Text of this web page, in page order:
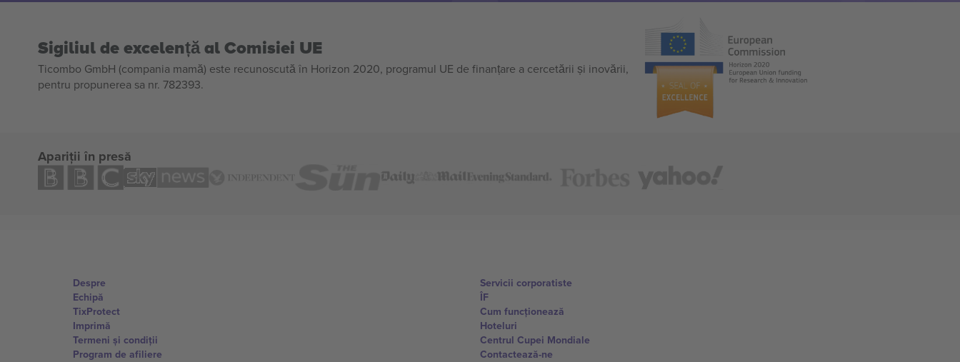
Sigiliul de excelență al Comisiei UE
Ticombo GmbH (compania mamă) este recunoscută în Horizon 2020, programul UE de finanțare a cercetării și inovării,
pentru propunerea sa nr. 782393.
Apariții în presă
Despre
Echipă
TixProtect
Imprimă
Termeni și condiții
Program de afiliere
Servicii corporatiste
ÎF
Cum funcționează
Hoteluri
Centrul Cupei Mondiale
Contactează-ne